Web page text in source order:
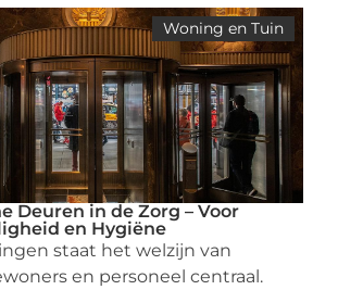
Woning en Tuin
Deuren in de Zorg – Voor
en Hygiëne
staat het welzijn van
en personeel centraal.